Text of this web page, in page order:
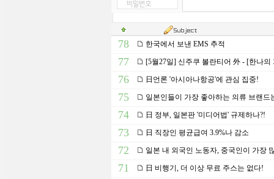
78 한국에서 보낸 EMS 추적
77 [5월27일] 신주쿠 볼란티어 外 - [한나의
76 日언론 '아시아나항공'에 관심 집중!
75 일본인들이 가장 좋아하는 의류 브랜드
74 日 정부, 일본판 '미디어법' 규제하나?!
73 日 직장인 평균급여 3.9%나 감소
72 일본 내 외국인 노동자, 중국인이 가장
71 日 비행기, 더 이상 무료 주스는 없다!